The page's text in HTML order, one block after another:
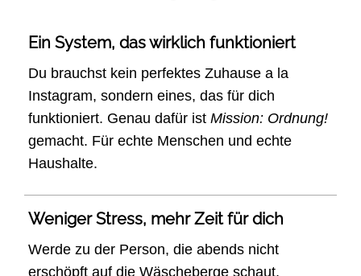
Ein System, das wirklich funktioniert
Du brauchst kein perfektes Zuhause a la
Instagram, sondern eines, das für dich
funktioniert. Genau dafür ist Mission: Ordnung!
gemacht. Für echte Menschen und echte
Haushalte.
Weniger Stress, mehr Zeit für dich
Werde zu der Person, die abends nicht
erschöpft auf die Wäscheberge schaut,